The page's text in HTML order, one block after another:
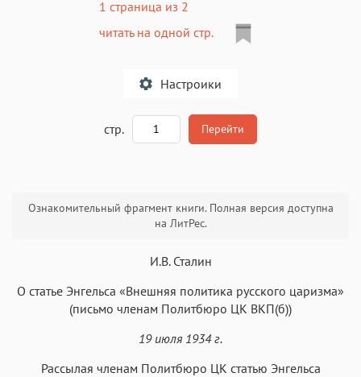
1 страница из 2
читать на одной стр.
Настроики
Аа Аа
Аа Аа Аа Аа
стр. Перейти
Ознакомительный фрагмент книги. Полная версия доступна
на ЛитРес.
И.В. Сталин
О статье Энгельса «Внешняя политика русского царизма»
(письмо членам Политбюро ЦК ВКП(б))
19 июля 1934 г.
Рассылая членам Политбюро ЦК статью Энгельса